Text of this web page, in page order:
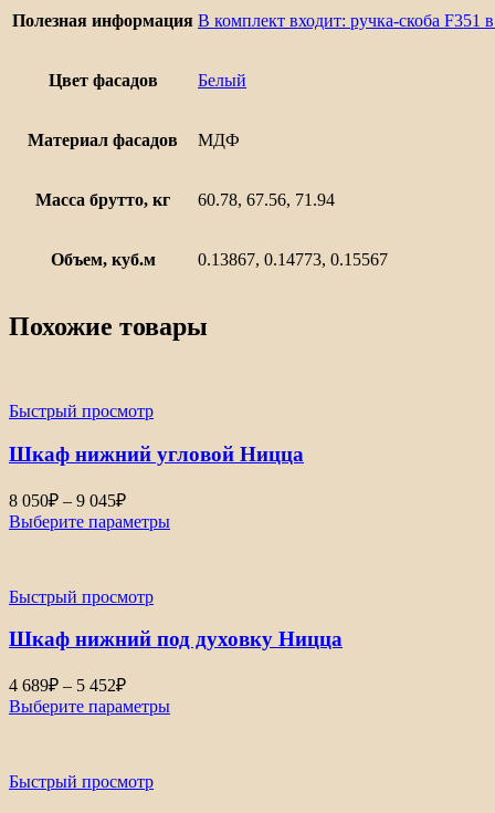
Полезная информация В комплект входит: ручка-скоба
Цвет фасадов Белый
Материал фасадов МДФ
Масса брутто, кг 60.78, 67.56, 71.94
Объем, куб.м 0.13867, 0.14773, 0.15567
Похожие товары
Быстрый просмотр
Шкаф нижний угловой Ницца
8 050₽ – 9 045₽Диапазон
цен:
8
9
Выберите параметры
Быстрый просмотр
Шкаф нижний под духовку Ницца
4 689₽ – 5 452₽Диапазон
цен:
4
5
Выберите параметры
Быстрый просмотр